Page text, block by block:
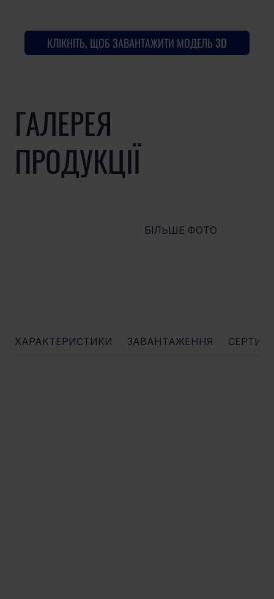
КЛІКНІТЬ, ЩОБ ЗАВАНТАЖИТИ МОДЕЛЬ 3D
ГАЛЕРЕЯ
ПРОДУКЦІЇ
БІЛЬШЕ ФОТО
ХАРАКТЕРИСТИКИ ЗАВАНТАЖЕННЯ